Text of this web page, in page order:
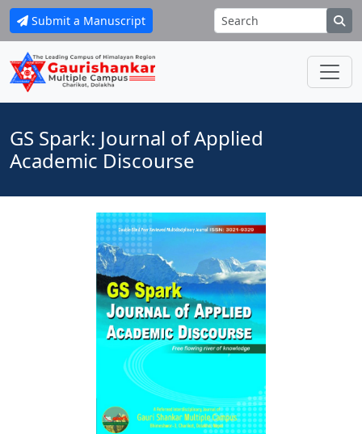
Submit a Manuscript
GS Spark: Journal of Applied
Academic Discourse